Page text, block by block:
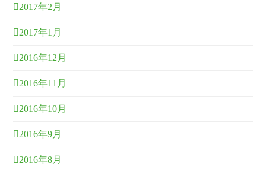
2017年2月
2017年1月
2016年12月
2016年11月
2016年10月
2016年9月
2016年8月